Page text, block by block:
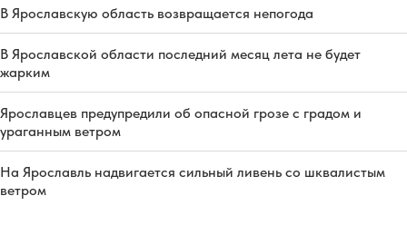
В Ярославскую область возвращается непогода
В Ярославской области последний месяц лета не будет
жарким
Ярославцев предупредили об опасной грозе с градом и
ураганным ветром
На Ярославль надвигается сильный ливень со шквалистым
ветром